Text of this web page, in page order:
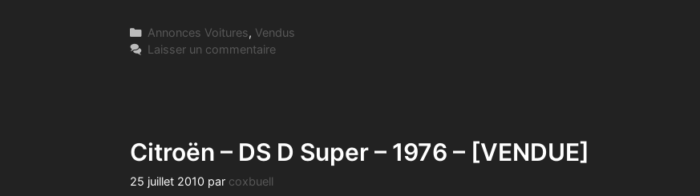
Catégories
Annonces Voitures, Vendus
Laisser un commentaire
Citroën – DS D Super – 1976 – [VENDUE]
25 juillet 2010 par coxbuell